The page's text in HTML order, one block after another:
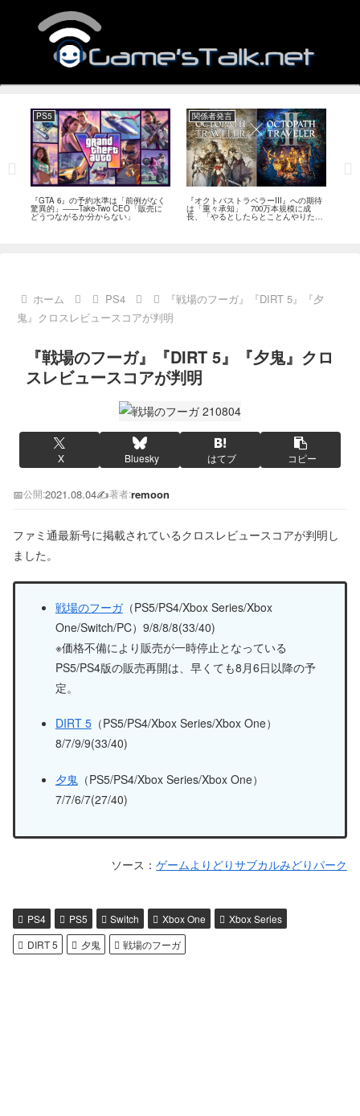
PS5
『GTA 6』の予約水準は「前例がなく
驚異的」――Take-Two CEO「販売に
どうつながるか分からない」
関係者発言
『オクトパストラベラーIII』への期待
は「重々承知」 700万本規模に成
長、「やるとしたらとことんやりた
い」と浅野智也氏
ホーム PS4
『戦場のフーガ』『DIRT 5』『夕
鬼』クロスレビュースコアが判明
『戦場のフーガ』『DIRT 5』『夕鬼』クロ
スレビュースコアが判明
X Bluesky はてブ コピー
📅公開:2021.08.04✍️著者:remoon
ファミ通最新号に掲載されているクロスレビュースコアが判明し
ました。
戦場のフーガ（PS5/PS4/Xbox Series/Xbox
One/Switch/PC）9/8/8/8(33/40)
※価格不備により販売が一時停止となっている
PS5/PS4版の販売再開は、早くても8月6日以降の予
定。
DIRT 5（PS5/PS4/Xbox Series/Xbox One）
8/7/9/9(33/40)
夕鬼（PS5/PS4/Xbox Series/Xbox One）
7/7/6/7(27/40)
ソース： ゲームよりどりサブカルみどりパーク
PS4 PS5 Switch Xbox One
Xbox Series
DIRT 5
夕鬼 戦場のフーガ